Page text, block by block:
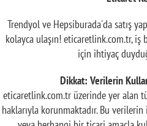
Trendyol ve Hepsiburada'da satış
kolayca ulaşın! eticaretlink.com.tr,
için ihtiyaç
Dikkat: Verilerin
eticaretlink.com.tr üzerinde yer alan
haklarıyla korunmaktadır. Bu verilerin